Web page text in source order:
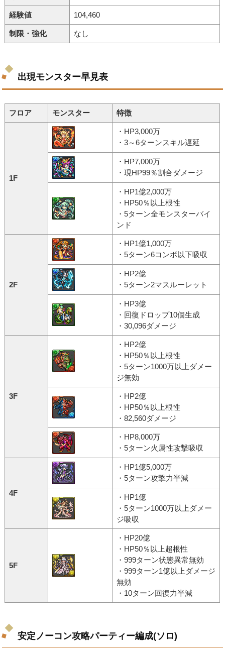
経験値 104,460
制限・強化 なし
出現モンスター早見表
フロア モンスター 特徴
1F
・HP3,000万
・3～6ターンスキル遅延
・HP7,000万
・現HP99％割合ダメージ
・HP1億2,000万
・HP50％以上根性
・5ターン全モンスターバイ
ンド
2F
・HP1億1,000万
・5ターン6コンボ以下吸収
・HP2億
・5ターン2マスルーレット
・HP3億
・回復ドロップ10個生成
・30,096ダメージ
3F
・HP2億
・HP50％以上根性
・5ターン1000万以上ダメー
ジ無効
・HP2億
・HP50％以上根性
・82,560ダメージ
・HP8,000万
・5ターン火属性攻撃吸収
4F
・HP1億5,000万
・5ターン攻撃力半減
・HP1億
・5ターン1000万以上ダメー
ジ吸収
5F
・HP20億
・HP50％以上超根性
・999ターン状態異常無効
・999ターン1億以上ダメージ
無効
・10ターン回復力半減
安定ノーコン攻略パーティー編成(ソロ)